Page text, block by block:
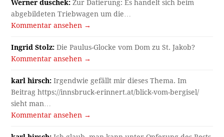
Werner duschek: Zur Datierung: Es handelt sich beim
abgebildeten Triebwagen um die…
Kommentar ansehen →
Ingrid Stolz: Die Paulus-Glocke vom Dom zu St. Jakob?
Kommentar ansehen →
karl hirsch: Irgendwie gefällt mir dieses Thema. Im
Beitrag https://innsbruck-erinnert.at/blick-vom-bergisel/
sieht man…
Kommentar ansehen →